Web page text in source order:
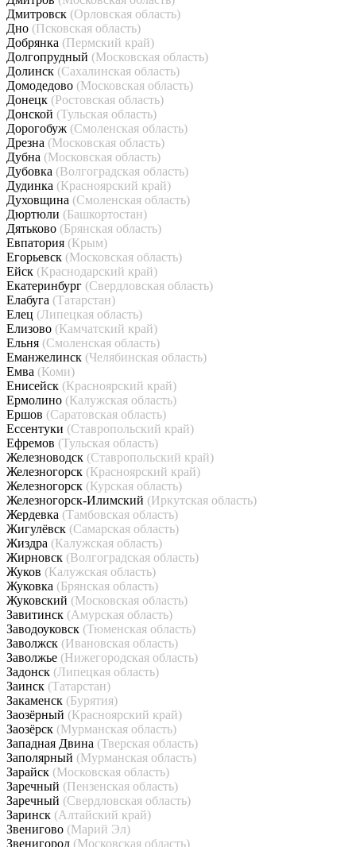
Дмитровск (Орловская область)
Дно (Псковская область)
Добрянка (Пермский край)
Долгопрудный (Московская область)
Долинск (Сахалинская область)
Домодедово (Московская область)
Донецк (Ростовская область)
Донской (Тульская область)
Дорогобуж (Смоленская область)
Дрезна (Московская область)
Дубна (Московская область)
Дубовка (Волгоградская область)
Дудинка (Красноярский край)
Духовщина (Смоленская область)
Дюртюли (Башкортостан)
Дятьково (Брянская область)
Евпатория (Крым)
Егорьевск (Московская область)
Ейск (Краснодарский край)
Екатеринбург (Свердловская область)
Елабуга (Татарстан)
Елец (Липецкая область)
Елизово (Камчатский край)
Ельня (Смоленская область)
Еманжелинск (Челябинская область)
Емва (Коми)
Енисейск (Красноярский край)
Ермолино (Калужская область)
Ершов (Саратовская область)
Ессентуки (Ставропольский край)
Ефремов (Тульская область)
Железноводск (Ставропольский край)
Железногорск (Красноярский край)
Железногорск (Курская область)
Железногорск-Илимский (Иркутская область)
Жердевка (Тамбовская область)
Жигулёвск (Самарская область)
Жиздра (Калужская область)
Жирновск (Волгоградская область)
Жуков (Калужская область)
Жуковка (Брянская область)
Жуковский (Московская область)
Завитинск (Амурская область)
Заводоуковск (Тюменская область)
Заволжск (Ивановская область)
Заволжье (Нижегородская область)
Задонск (Липецкая область)
Заинск (Татарстан)
Закаменск (Бурятия)
Заозёрный (Красноярский край)
Заозёрск (Мурманская область)
Западная Двина (Тверская область)
Заполярный (Мурманская область)
Зарайск (Московская область)
Заречный (Пензенская область)
Заречный (Свердловская область)
Заринск (Алтайский край)
Звенигово (Марий Эл)
Звенигород (Московская область)